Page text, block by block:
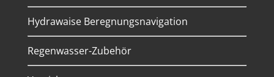
Hydrawaise Beregnungsnavigation
Regenwasser-Zubehör